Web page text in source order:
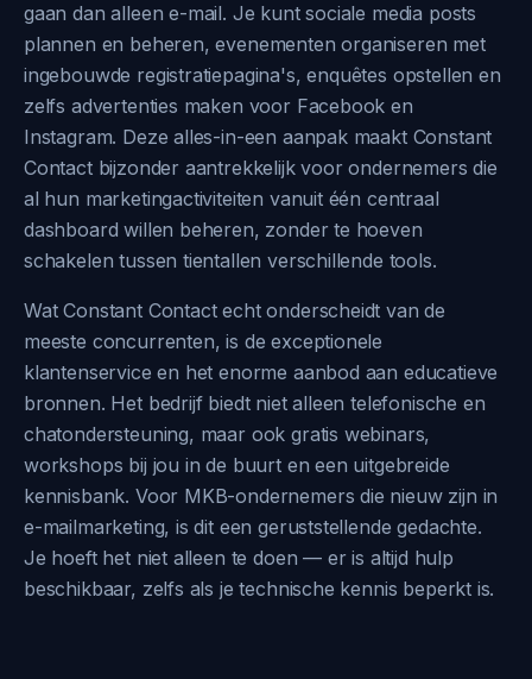
gaan dan alleen e-mail. Je kunt sociale media posts
plannen en beheren, evenementen organiseren met
ingebouwde registratiepagina's, enquêtes opstellen en
zelfs advertenties maken voor Facebook en
Instagram. Deze alles-in-een aanpak maakt Constant
Contact bijzonder aantrekkelijk voor ondernemers die
al hun marketingactiviteiten vanuit één centraal
dashboard willen beheren, zonder te hoeven
schakelen tussen tientallen verschillende tools.
Wat Constant Contact echt onderscheidt van de
meeste concurrenten, is de exceptionele
klantenservice en het enorme aanbod aan educatieve
bronnen. Het bedrijf biedt niet alleen telefonische en
chatondersteuning, maar ook gratis webinars,
workshops bij jou in de buurt en een uitgebreide
kennisbank. Voor MKB-ondernemers die nieuw zijn in
e-mailmarketing, is dit een geruststellende gedachte.
Je hoeft het niet alleen te doen — er is altijd hulp
beschikbaar, zelfs als je technische kennis beperkt is.